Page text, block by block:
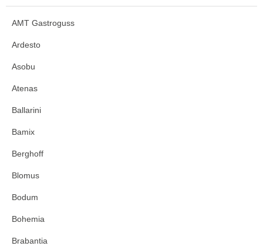
AMT Gastroguss
Ardesto
Asobu
Atenas
Ballarini
Bamix
Berghoff
Blomus
Bodum
Bohemia
Brabantia